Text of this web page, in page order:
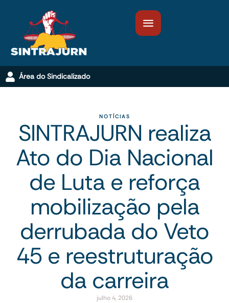
Área do Sindicalizado
NOTÍCIAS
SINTRAJURN realiza
Ato do Dia Nacional
de Luta e reforça
mobilização pela
derrubada do Veto
45 e reestruturação
da carreira
julho 4, 2026